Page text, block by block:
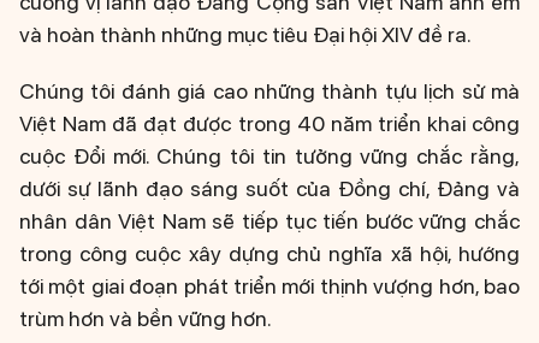
và hoàn thành những mục tiêu Đại hội XIV đề ra.
Chúng tôi đánh giá cao những thành tựu lịch sử mà
Việt Nam đã đạt được trong 40 năm triển khai công
cuộc Đổi mới. Chúng tôi tin tưởng vững chắc rằng,
dưới sự lãnh đạo sáng suốt của Đồng chí, Đảng và
nhân dân Việt Nam sẽ tiếp tục tiến bước vững chắc
trong công cuộc xây dựng chủ nghĩa xã hội, hướng
tới một giai đoạn phát triển mới thịnh vượng hơn, bao
trùm hơn và bền vững hơn.